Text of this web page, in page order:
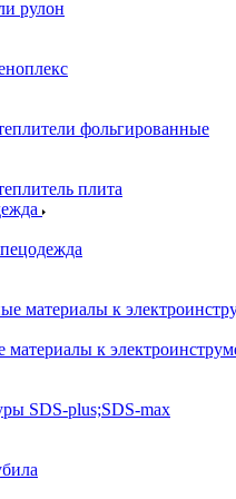
рулон
фольгированные
плита
материалы к
материалы к
SDS-plus;SDS-max